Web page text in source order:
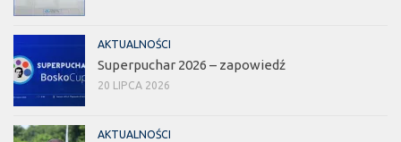
AKTUALNOŚCI
Superpuchar 2026 – zapowiedź
20 LIPCA 2026
AKTUALNOŚCI